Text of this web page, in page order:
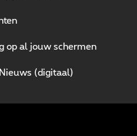
op al jouw schermen
(digitaal)